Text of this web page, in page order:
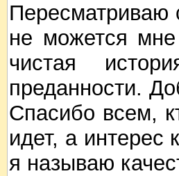
Пересматриваю
не можется
чистая
преданности.
Спасибо всем,
идет, а интерес
я называю